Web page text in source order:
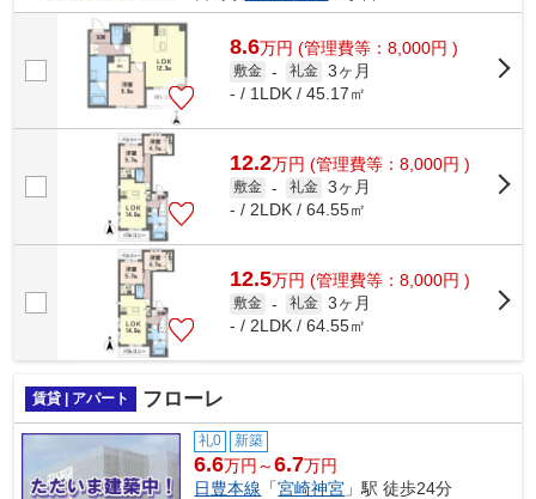
8.6万円 (管理費等：8,000円 )
敷金 - 礼金 3ヶ月
- / 1LDK / 45.17㎡
12.2万円 (管理費等：8,000円 )
敷金 - 礼金 3ヶ月
- / 2LDK / 64.55㎡
12.5万円 (管理費等：8,000円 )
敷金 - 礼金 3ヶ月
- / 2LDK / 64.55㎡
賃貸 | アパート フローレ
礼0 新築
6.6万円～6.7万円
日豊本線 「宮崎神宮 」駅 徒歩24分